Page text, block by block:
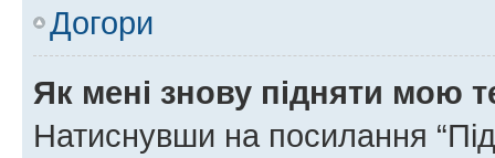
Догори
Як мені знову підняти мою
Натиснувши на посилання